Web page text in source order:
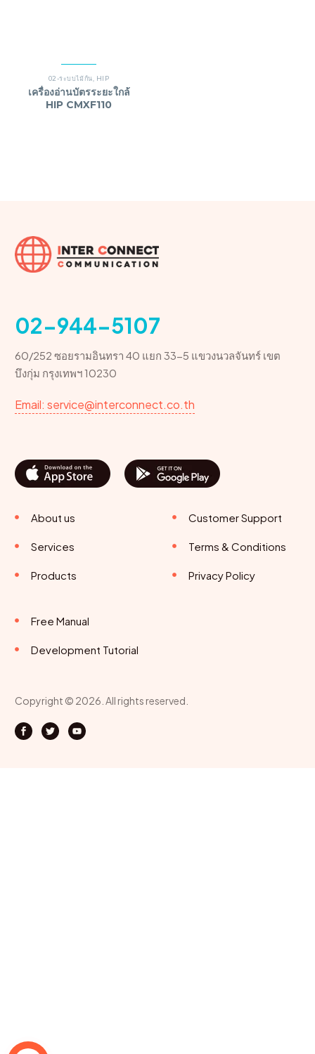
02-ระบบไม้กั้น HIP
เครื่องอ่านบัตรระยะใกล้
HIP CMXF110
02-944-5107
60/252 ซอยรามอินทรา 40 แยก 33-5 แขวงนวลจันทร์ เขต
บึงกุ่ม กรุงเทพฯ 10230
Email: service@interconnect.co.th
About us
Services
Products
Customer Support
Terms & Conditions
Privacy Policy
Free Manual
Development Tutorial
Copyright © 2026. All rights reserved.